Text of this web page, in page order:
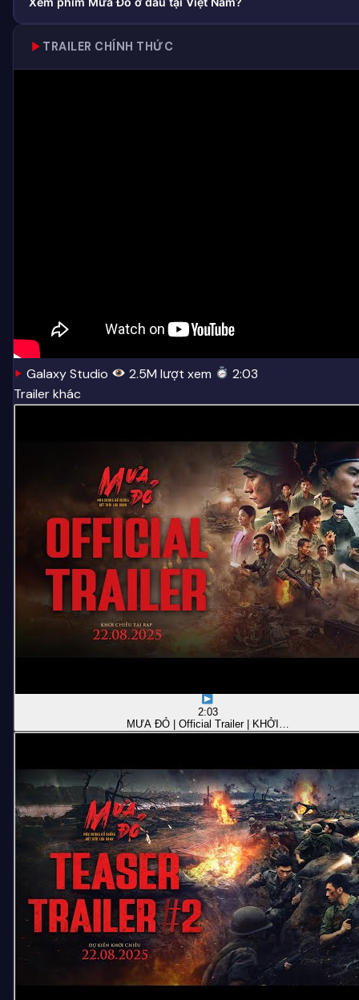
TRAILER CHÍNH THỨC
Galaxy Studio 2.5M lượt xem
2:03
Trailer khác
2:03
MƯA ĐỎ | Official Trailer | KHỞI…